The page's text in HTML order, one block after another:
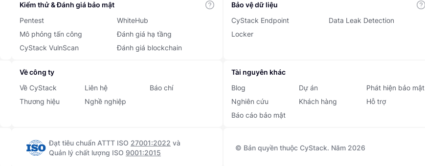
Kiểm thử & Đánh giá bảo mật
Pentest
Mô phỏng tấn công
CyStack VulnScan
WhiteHub
Đánh giá hạ tầng
Đánh giá blockchain
Bảo vệ dữ liệu
CyStack Endpoint
Locker
Data Leak Detection
Về công ty
Về CyStack
Thương hiệu
Liên hệ
Nghề nghiệp
Báo chí
Tài nguyên khác
Blog
Nghiên cứu
Báo cáo bảo mật
Dự án
Khách hàng
Phát hiện bảo mật
Hỗ trợ
Đạt tiêu chuẩn ATTT ISO 27001:2022 và
Quản lý chất lượng ISO 9001:2015
© Bản quyền thuộc CyStack. Năm 2026